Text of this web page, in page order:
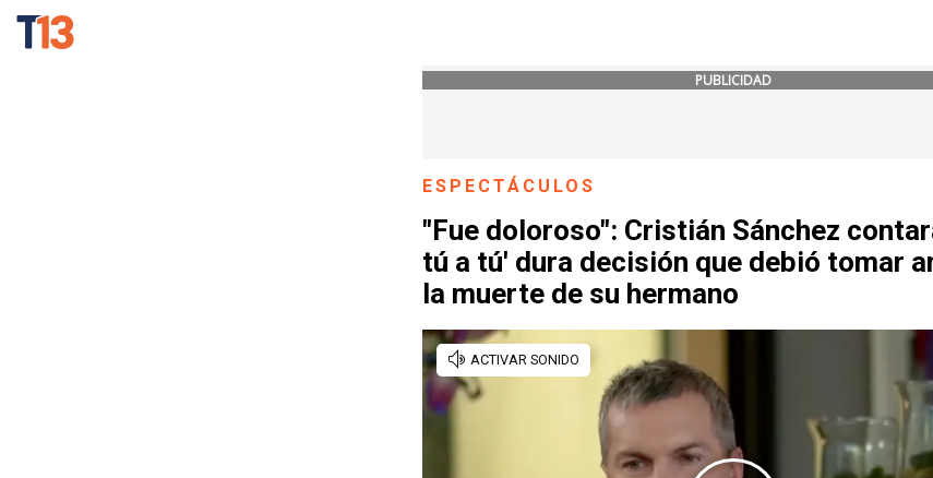
PUBLICIDAD
ESPECTÁCULOS
"Fue doloroso": Cristián Sánchez
tú a tú' dura decisión que debió tomar
la muerte de su hermano